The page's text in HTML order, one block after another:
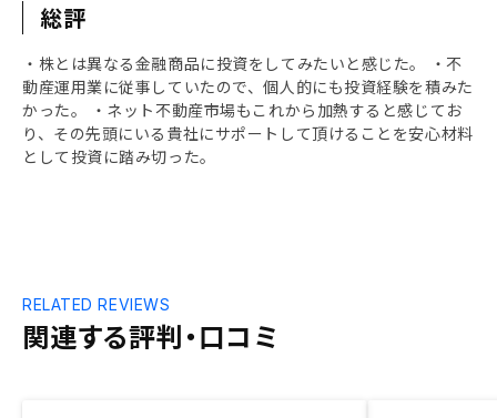
総評
・株とは異なる金融商品に投資をしてみたいと感じた。 ・不
動産運用業に従事していたので、個人的にも投資経験を積みた
かった。 ・ネット不動産市場もこれから加熱すると感じてお
り、その先頭にいる貴社にサポートして頂けることを安心材料
として投資に踏み切った。
関連する評判・口コミ
RELATED REVIEWS